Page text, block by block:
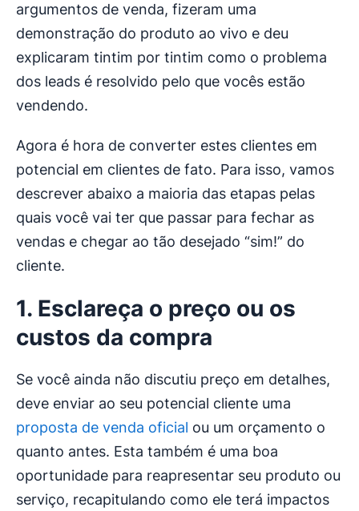
argumentos de venda, fizeram uma
demonstração do produto ao vivo e deu
explicaram tintim por tintim como o problema
dos leads é resolvido pelo que vocês estão
vendendo.
Agora é hora de converter estes clientes em
potencial em clientes de fato. Para isso, vamos
descrever abaixo a maioria das etapas pelas
quais você vai ter que passar para fechar as
vendas e chegar ao tão desejado “sim!” do
cliente.
1. Esclareça o preço ou os
custos da compra
Se você ainda não discutiu preço em detalhes,
deve enviar ao seu potencial cliente uma
proposta de venda oficial ou um orçamento o
quanto antes. Esta também é uma boa
oportunidade para reapresentar seu produto ou
serviço, recapitulando como ele terá impactos